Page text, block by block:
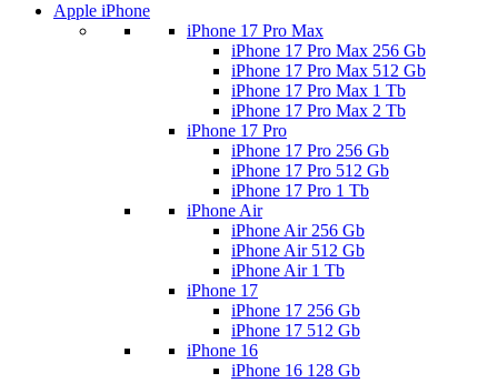
Apple iPhone
iPhone 17 Pro Max
iPhone 17 Pro Max 256 Gb
iPhone 17 Pro Max 512 Gb
iPhone 17 Pro Max 1 Tb
iPhone 17 Pro Max 2 Tb
iPhone 17 Pro
iPhone 17 Pro 256 Gb
iPhone 17 Pro 512 Gb
iPhone 17 Pro 1 Tb
iPhone Air
iPhone Air 256 Gb
iPhone Air 512 Gb
iPhone Air 1 Tb
iPhone 17
iPhone 17 256 Gb
iPhone 17 512 Gb
iPhone 16
iPhone 16 128 Gb